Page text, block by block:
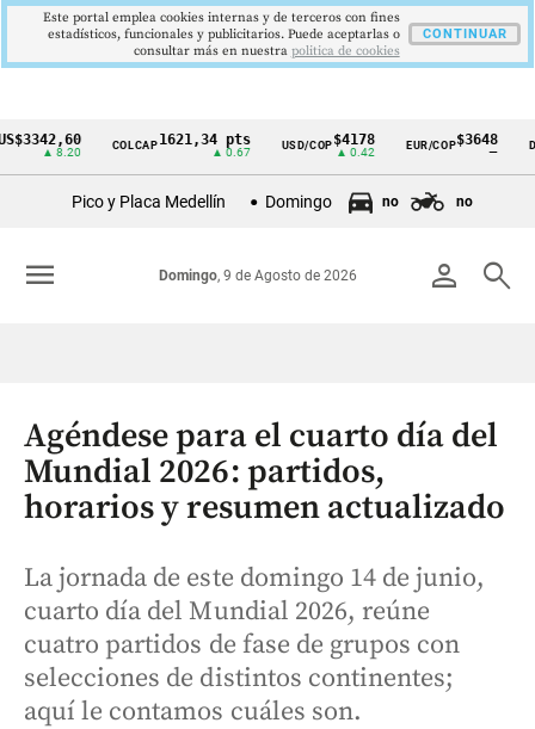
Cintillo
Colombia
▲ 8.20
COLCAP 1621,34 pts
▲ 0.67
USD/COP$4178
▲ 0.42
EUR/COP$3648
Pico y Placa Medellín Domingo no no
person search
Domingo, 9 de Agosto de 2026
menu
Agéndese para el cuarto día del
Mundial 2026: partidos,
horarios y resumen actualizado
La jornada de este domingo 14 de junio,
cuarto día del Mundial 2026, reúne
cuatro partidos de fase de grupos con
selecciones de distintos continentes;
aquí le contamos cuáles son.
Este portal emplea cookies internas y de terceros con fines
estadísticos, funcionales y publicitarios. Puede aceptarlas o
consultar más en nuestra politica de cookies
CONTINUAR